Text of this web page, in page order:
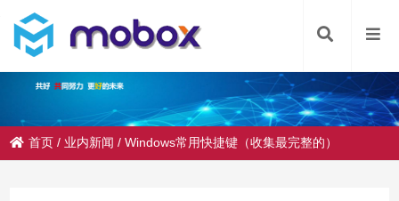
首页 / 业内新闻 /Windows常用快捷键（收集最完整的）